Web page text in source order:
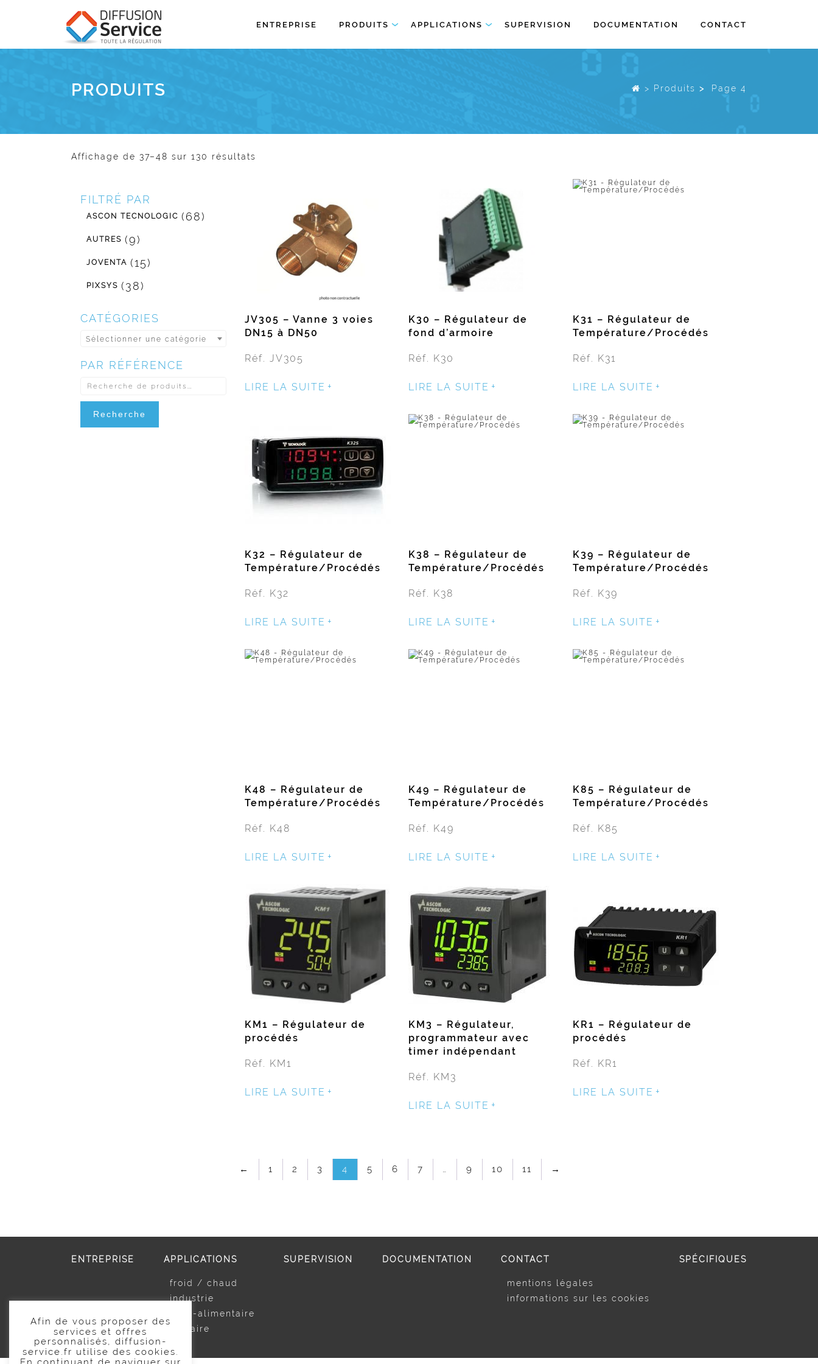
ENTREPRISE PRODUITS APPLICATIONS SUPERVISION DOCUMENTATION CONTACT
PRODUITS > Produits > Page 4
Affichage de 37–48 sur 130 résultats
FILTRÉ PAR
ASCON TECNOLOGIC (68)
AUTRES (9)
JOVENTA (15)
PIXSYS (38)
CATÉGORIES
Sélectionner une catégorie
PAR RÉFÉRENCE
POUR :
Recherche
JV305 – Vanne 3 voies
DN15 à DN50
Réf. JV305
LIRE LA SUITE
K30 – Régulateur de
fond d’armoire
Réf. K30
LIRE LA SUITE
K31 – Régulateur de
Température/Procédés
Réf. K31
LIRE LA SUITE
K32 – Régulateur de
Température/Procédés
Réf. K32
LIRE LA SUITE
K38 – Régulateur de
Température/Procédés
Réf. K38
LIRE LA SUITE
K39 – Régulateur de
Température/Procédés
Réf. K39
LIRE LA SUITE
K48 – Régulateur de
Température/Procédés
Réf. K48
LIRE LA SUITE
K49 – Régulateur de
Température/Procédés
Réf. K49
LIRE LA SUITE
K85 – Régulateur de
Température/Procédés
Réf. K85
LIRE LA SUITE
KM1 – Régulateur de
procédés
Réf. KM1
LIRE LA SUITE
KM3 – Régulateur,
programmateur avec
timer indépendant
Réf. KM3
LIRE LA SUITE
KR1 – Régulateur de
procédés
Réf. KR1
LIRE LA SUITE
← 1 2 3 4 5 6 7 9 10 11 →
ENTREPRISE APPLICATIONS
froid / chaud
industrie
agro-alimentaire
tertiaire
SUPERVISION DOCUMENTATION CONTACT
mentions légales
informations sur les cookies
SPÉCIFIQUES
Afin de vous proposer des
services et offres
personnalisés, diffusion-
service.fr utilise des cookies.